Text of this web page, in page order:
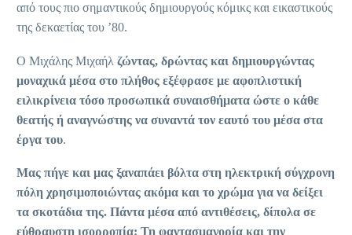
από τους πιο σημαντικούς δημιουργούς κόμικς και εικαστικούς
της δεκαετίας του ’80.
Ο Μιχάλης Μιχαήλ ζώντας, δρώντας και δημιουργώντας
μοναχικά μέσα στο πλήθος εξέφρασε με αφοπλιστική
ειλικρίνεια τόσο προσωπικά συναισθήματα ώστε ο κάθε
θεατής ή αναγνώστης να συναντά τον εαυτό του μέσα στα
έργα του.
Μας πήγε και μας ξαναπάει βόλτα στη ηλεκτρική σύγχρονη
πόλη χρησιμοποιώντας ακόμα και το χρώμα για να δείξει
τα σκοτάδια της. Πάντα μέσα από αντιθέσεις, δίπολα σε
εύθραυστη ισορροπία: Τη φαντασμαγορία και την